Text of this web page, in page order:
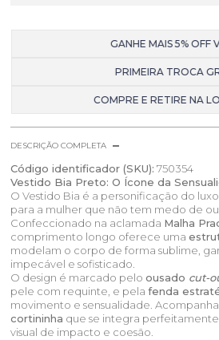
GANHE MAIS 5% OFF
PRIMEIRA TROCA
COMPRE E RETIRE NA
DESCRIÇÃO COMPLETA
Código identificador (SKU): 750354
Vestido Bia Preto: O Ícone da
O Vestido Bia é a personificação do
para a mulher que não tem medo de
Confeccionado na aclamada Malha
comprimento longo oferece uma
modelam o corpo de forma sublime,
impecável e sofisticado.
O design é marcado peloousado cut-
pele com requinte, e pelafenda
movimento e sensualidade.
cortininha que se integra
visual de impacto e coesão.